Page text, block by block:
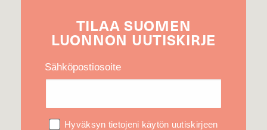
TILAA SUOMEN
LUONNON UUTIS­KIRJE
Sähköpostiosoite
Hyväksyn tietojeni käytön uutiskirjeen